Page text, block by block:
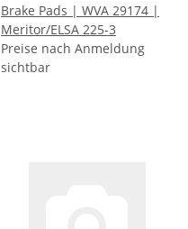
Brake Pads | WVA 29174 |
Meritor/ELSA 225-3
Preise nach Anmeldung
sichtbar